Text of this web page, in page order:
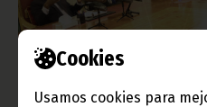
Cookies
Usamos cookies para
El Gobierno y el sector
fórmulas para el acceso a